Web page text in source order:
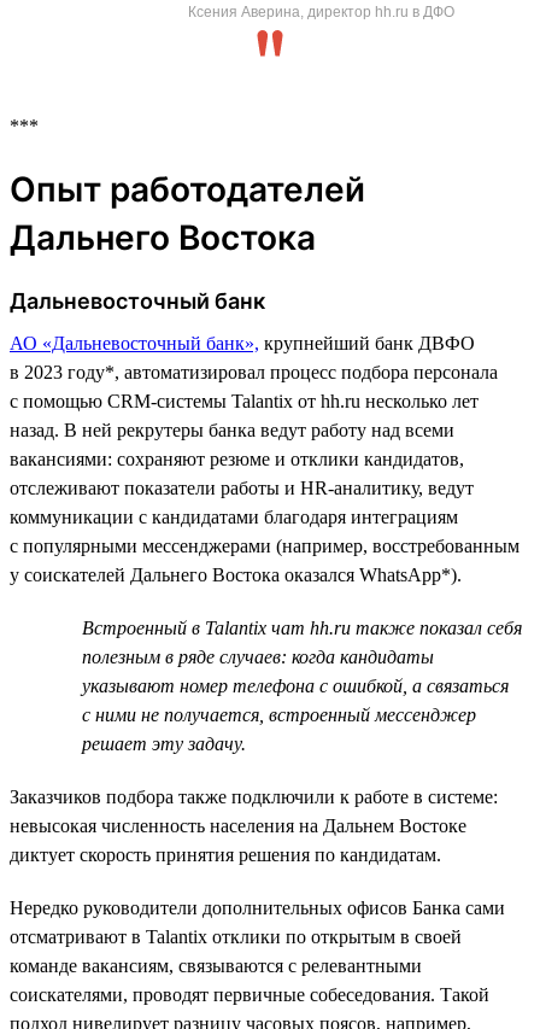
Ксения Аверина, директор hh.ru в ДФО
***
Опыт работодателей
Дальнего Востока
Дальневосточный банк
АО «Дальневосточный банк», крупнейший банк ДВФО
в 2023 году*, автоматизировал процесс подбора персонала
с помощью CRM-системы Talantix от hh.ru несколько лет
назад. В ней рекрутеры банка ведут работу над всеми
вакансиями: сохраняют резюме и отклики кандидатов,
отслеживают показатели работы и HR-аналитику, ведут
коммуникации с кандидатами благодаря интеграциям
с популярными мессенджерами (например, восстребованным
у соискателей Дальнего Востока оказался WhatsApp*).
Встроенный в Talantix чат hh.ru также показал себя
полезным в ряде случаев: когда кандидаты
указывают номер телефона с ошибкой, а связаться
с ними не получается, встроенный мессенджер
решает эту задачу.
Заказчиков подбора также подключили к работе в системе:
невысокая численность населения на Дальнем Востоке
диктует скорость принятия решения по кандидатам.
Нередко руководители дополнительных офисов Банка сами
отсматривают в Talantix отклики по открытым в своей
команде вакансиям, связываются с релевантными
соискателями, проводят первичные собеседования. Такой
подход нивелирует разницу часовых поясов, например,